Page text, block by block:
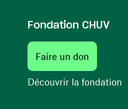
Fondation CHUV
Faire un don(ouvre
Découvrir la fondation